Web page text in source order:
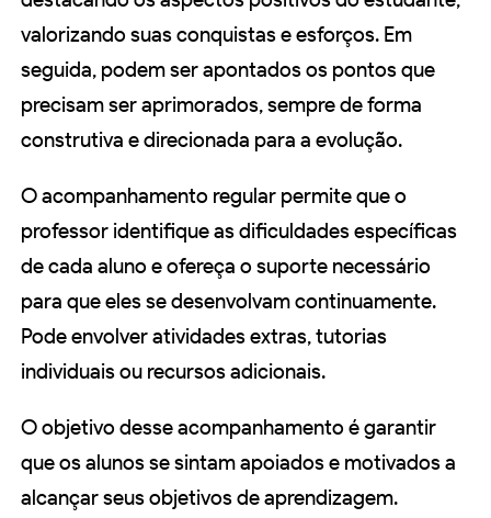
valorizando suas conquistas e esforços. Em
seguida, podem ser apontados os pontos que
precisam ser aprimorados, sempre de forma
construtiva e direcionada para a evolução.
O acompanhamento regular permite que o
professor identifique as dificuldades específicas
de cada aluno e ofereça o suporte necessário
para que eles se desenvolvam continuamente.
Pode envolver atividades extras, tutorias
individuais ou recursos adicionais.
O objetivo desse acompanhamento é garantir
que os alunos se sintam apoiados e motivados a
alcançar seus objetivos de aprendizagem.